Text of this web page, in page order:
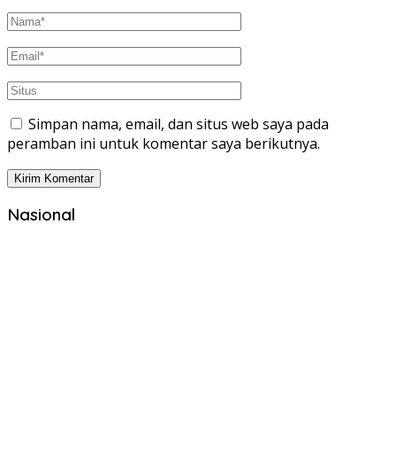
Simpan nama, email, dan situs web saya pada
peramban ini untuk komentar saya berikutnya.
Nasional